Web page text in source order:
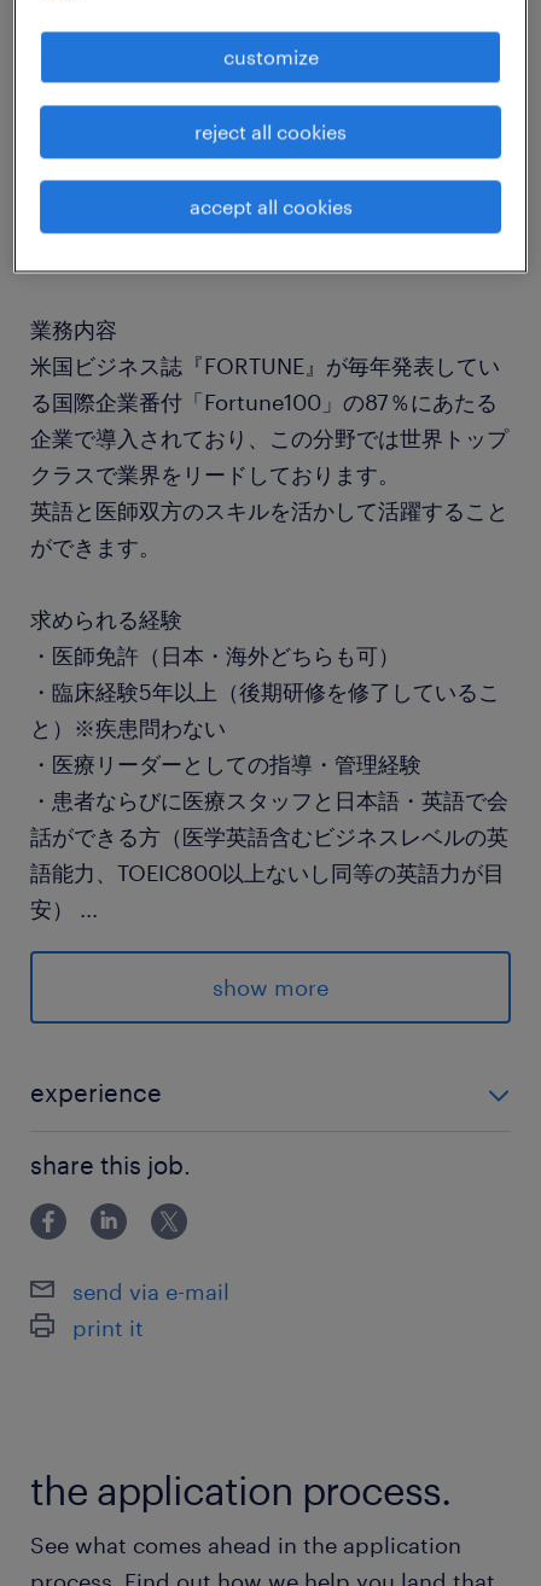
job details
社名
社名非公開
業務内容
米国ビジネス誌『FORTUNE』が毎年発表してい
る国際企業番付「Fortune100」の87％にあたる
企業で導入されており、この分野では世界トップ
クラスで業界をリードしております。
英語と医師双方のスキルを活かして活躍すること
ができます。
求められる経験
・医師免許（日本・海外どちらも可）
・臨床経験5年以上（後期研修を修了しているこ
と）※疾患問わない
・医療リーダーとしての指導・管理経験
・患者ならびに医療スタッフと日本語・英語で会
話ができる方（医学英語含むビジネスレベルの英
語能力、TOEIC800以上ないし同等の英語力が目
安） ...
健康保険,厚生年金保険,雇用保険,労災保険
休日休暇
給与
年収2,000 ～ 2,200万円
賞与
-
show more
experience
上（後期研修を修了していること）※疾患問わない ・
医療リーダーとしての指導・管理経験 ・患者ならびに
医療スタッフと日本語・英語で会話ができる方（医学
share this job.
send via e-mail
print it
the application process.
See what comes ahead in the application
customize
reject all cookies
accept all cookies